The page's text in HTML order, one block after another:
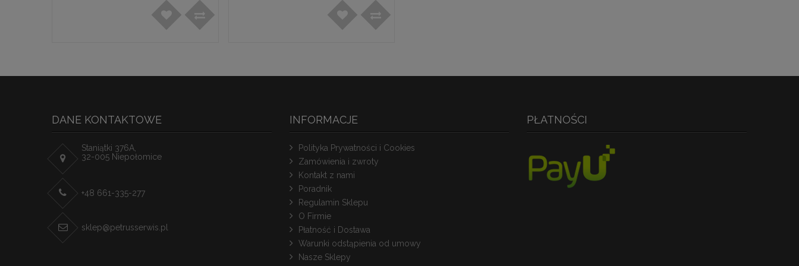
DANE KONTAKTOWE
Staniątki 376A,
32-005 Niepołomice
+48 661-335-277
sklep@petrusserwis.pl
INFORMACJE
Polityka Prywatności i Cookies
Zamówienia i zwroty
Kontakt z nami
Poradnik
Regulamin Sklepu
O Firmie
Płatność i Dostawa
Warunki odstąpienia od umowy
Nasze Sklepy
PŁATNOŚCI